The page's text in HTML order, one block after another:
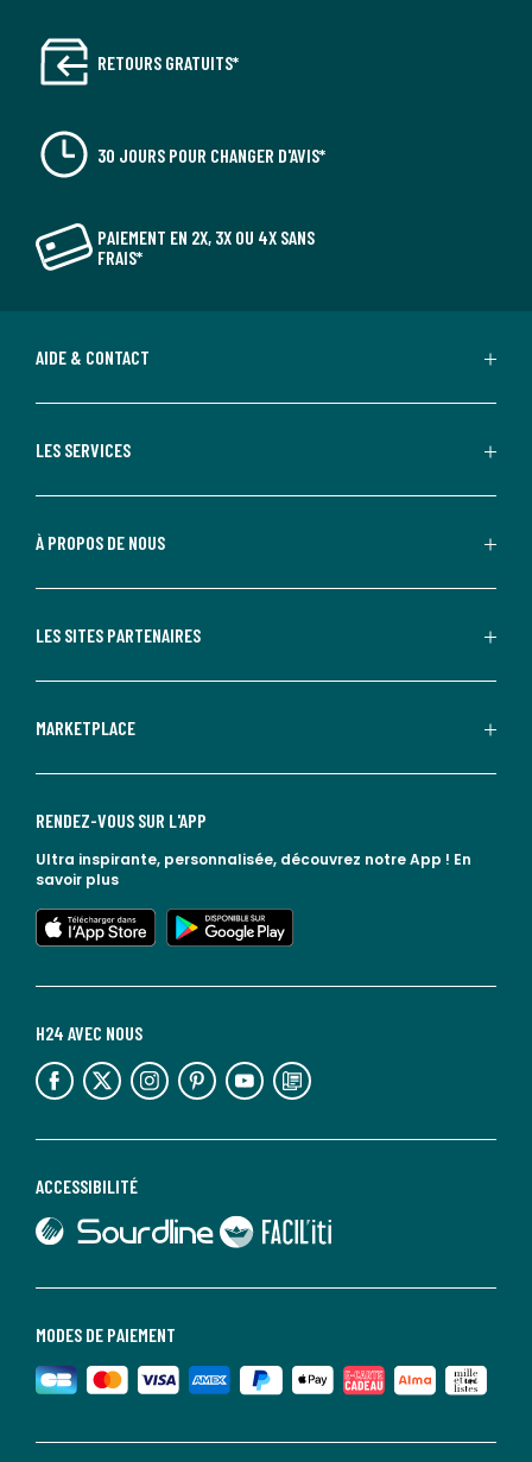
RETOURS GRATUITS*
30 JOURS POUR CHANGER D'AVIS*
PAIEMENT EN 2X, 3X OU 4X SANS
FRAIS*
AIDE & CONTACT
LES SERVICES
À PROPOS DE NOUS
LES SITES PARTENAIRES
MARKETPLACE
MODES DE PAIEMENT
ACCESSIBILITÉ
lien vers Sourdline
lien vers Faciliti
H24 AVEC NOUS
lien vers l'espace réseaux sociaux lien vers l'espace réseaux sociaux lien vers l'espace réseaux sociaux lien vers l'espace réseaux sociaux lien vers l'espace réseaux sociaux lien vers le blog la redoute
RENDEZ-VOUS SUR L'APP
Ultra inspirante, personnalisée, découvrez notre App ! En
savoir plus
lien vers l'app store
lien vers google play